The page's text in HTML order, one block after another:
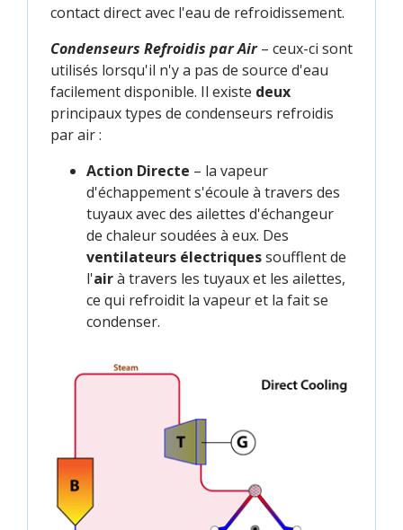
contact direct avec l'eau de refroidissement.
Condenseurs Refroidis par Air– ceux-ci sont
utilisés lorsqu'il n'y a pas de source d'eau
facilement disponible. Il existe deux
principaux types de condenseurs refroidis
par air :
Action Directe – la vapeur
d'échappement s'écoule à travers des
tuyaux avec des ailettes d'échangeur
de chaleur soudées à eux. Des
ventilateurs électriquessoufflent de
l'airà travers les tuyaux et les ailettes,
ce qui refroidit la vapeur et la fait se
condenser.